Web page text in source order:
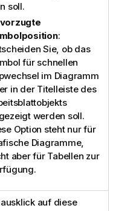
soll.
:
Sie, ob das
für schnellen
im Diagramm
in der Titelleiste des
werden soll.
Option steht nur für
Diagramme,
aber für Tabellen zur
auf diese